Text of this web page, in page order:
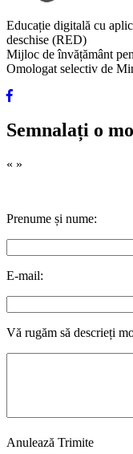
Educație digitală cu
deschise (RED)
Mijloc de învățământ
Omologat selectiv de
Semnalați o
« »
Prenume și nume:
E-mail:
Vă rugăm să descrieți
Anulează Trimite